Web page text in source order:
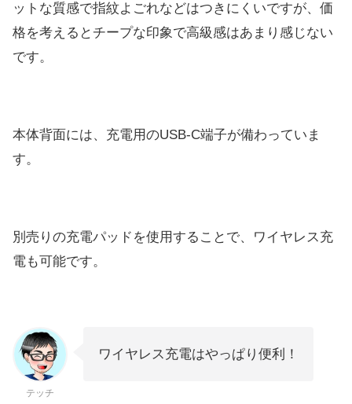
ットな質感で指紋よごれなどはつきにくいですが、価
格を考えるとチープな印象で高級感はあまり感じない
です。
本体背面には、充電用のUSB-C端子が備わっていま
す。
別売りの充電パッドを使用することで、ワイヤレス充
電も可能です。
テッチ
ワイヤレス充電はやっぱり便利！